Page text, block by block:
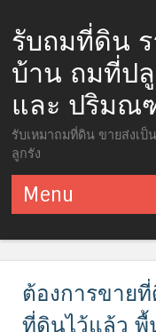
รับถมที่ดิน
บ้าน ถมที่ป
และ ปริมณ
รับเหมาถมที่ดิน ขายส่งเ
ลูกรัง
Menu
ต้องการขาย
ที่ดินไว้แล้ว พื้